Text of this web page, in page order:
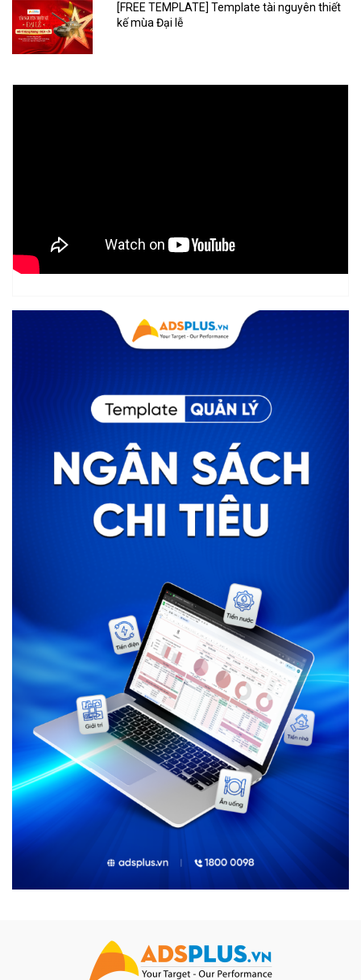
[FREE TEMPLATE] Template tài nguyên thiết
kế mùa Đại lễ